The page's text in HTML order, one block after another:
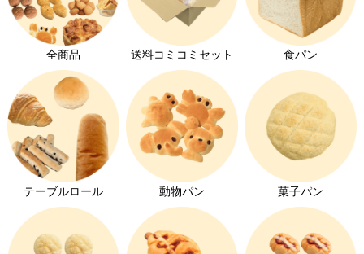
全商品 送料コミコミセット 食パン
テーブルロール 動物パン 菓子パン